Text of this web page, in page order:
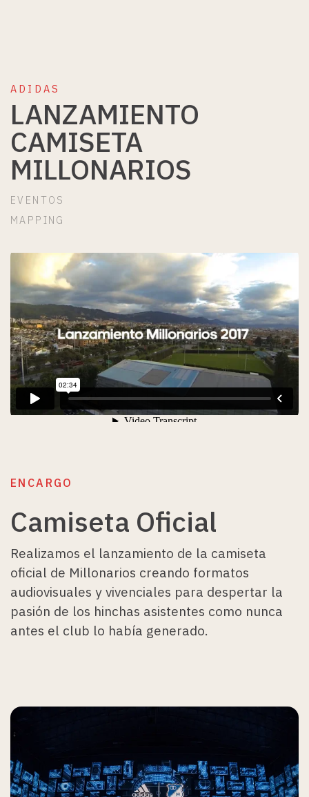
ADIDAS
LANZAMIENTO
CAMISETA
MILLONARIOS
EVENTOS
MAPPING
ENCARGO
Camiseta Oficial
Realizamos el lanzamiento de la camiseta
oficial de Millonarios creando formatos
audiovisuales y vivenciales para despertar la
pasión de los hinchas asistentes como nunca
antes el club lo había generado.